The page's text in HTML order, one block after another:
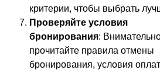
критерии, чтобы выбрать
Проверяйте условия
бронирования:
прочитайте правила отмены
бронирования, условия